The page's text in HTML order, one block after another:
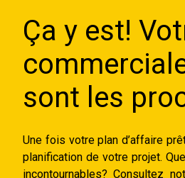
Ça y est!
sont les
Une fois votre plan d’affaire
planification de votre projet.
incontournables? Consultez